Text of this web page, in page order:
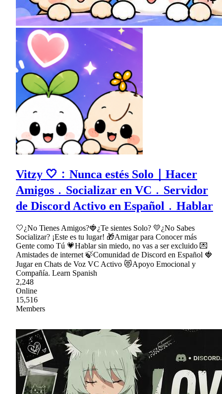
Vitzy 🤍﹕Nunca estés Solo｜Hacer
Amigos﹒Socializar en VC﹒Servidor
de Discord Activo en Español﹒Hablar
🤍¿No Tienes Amigos?🍓¿Te sientes Solo? 💛¿No Sabes
Socializar? ¡Este es tu lugar! 🎁Amigar para Conocer más
Gente como Tú 💗Hablar sin miedo, no vas a ser excluido 💌
Amistades de internet 🍃Comunidad de Discord en Español 🍓
Jugar en Chats de Voz VC Activo 😻Apoyo Emocional y
Compañía. Learn Spanish
2,248
Online
15,516
Members